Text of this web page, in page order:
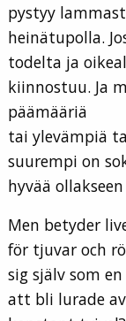
pystyy
heinätupolla.
todelta ja
kiinnostuu. Ja
päämääriä
tai ylevämpiä
suurempi on
hyvää
Men betyder
för tjuvar och
sig själv som
att bli lurade